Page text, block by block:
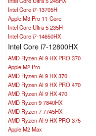
Intel Core i7-13705H
Apple M3 Pro 11-Core
Intel Core Ultra 5 235H
Intel Core i7-14650HX
Intel Core i7-12800HX
AMD Ryzen AI 9 HX PRO 370
Apple M2 Pro
AMD Ryzen AI 9 HX 370
AMD Ryzen AI 9 HX PRO 470
AMD Ryzen AI 9 HX 470
AMD Ryzen 9 7840HX
AMD Ryzen 7 7745HX
AMD Ryzen AI 9 HX PRO 375
Apple M2 Max